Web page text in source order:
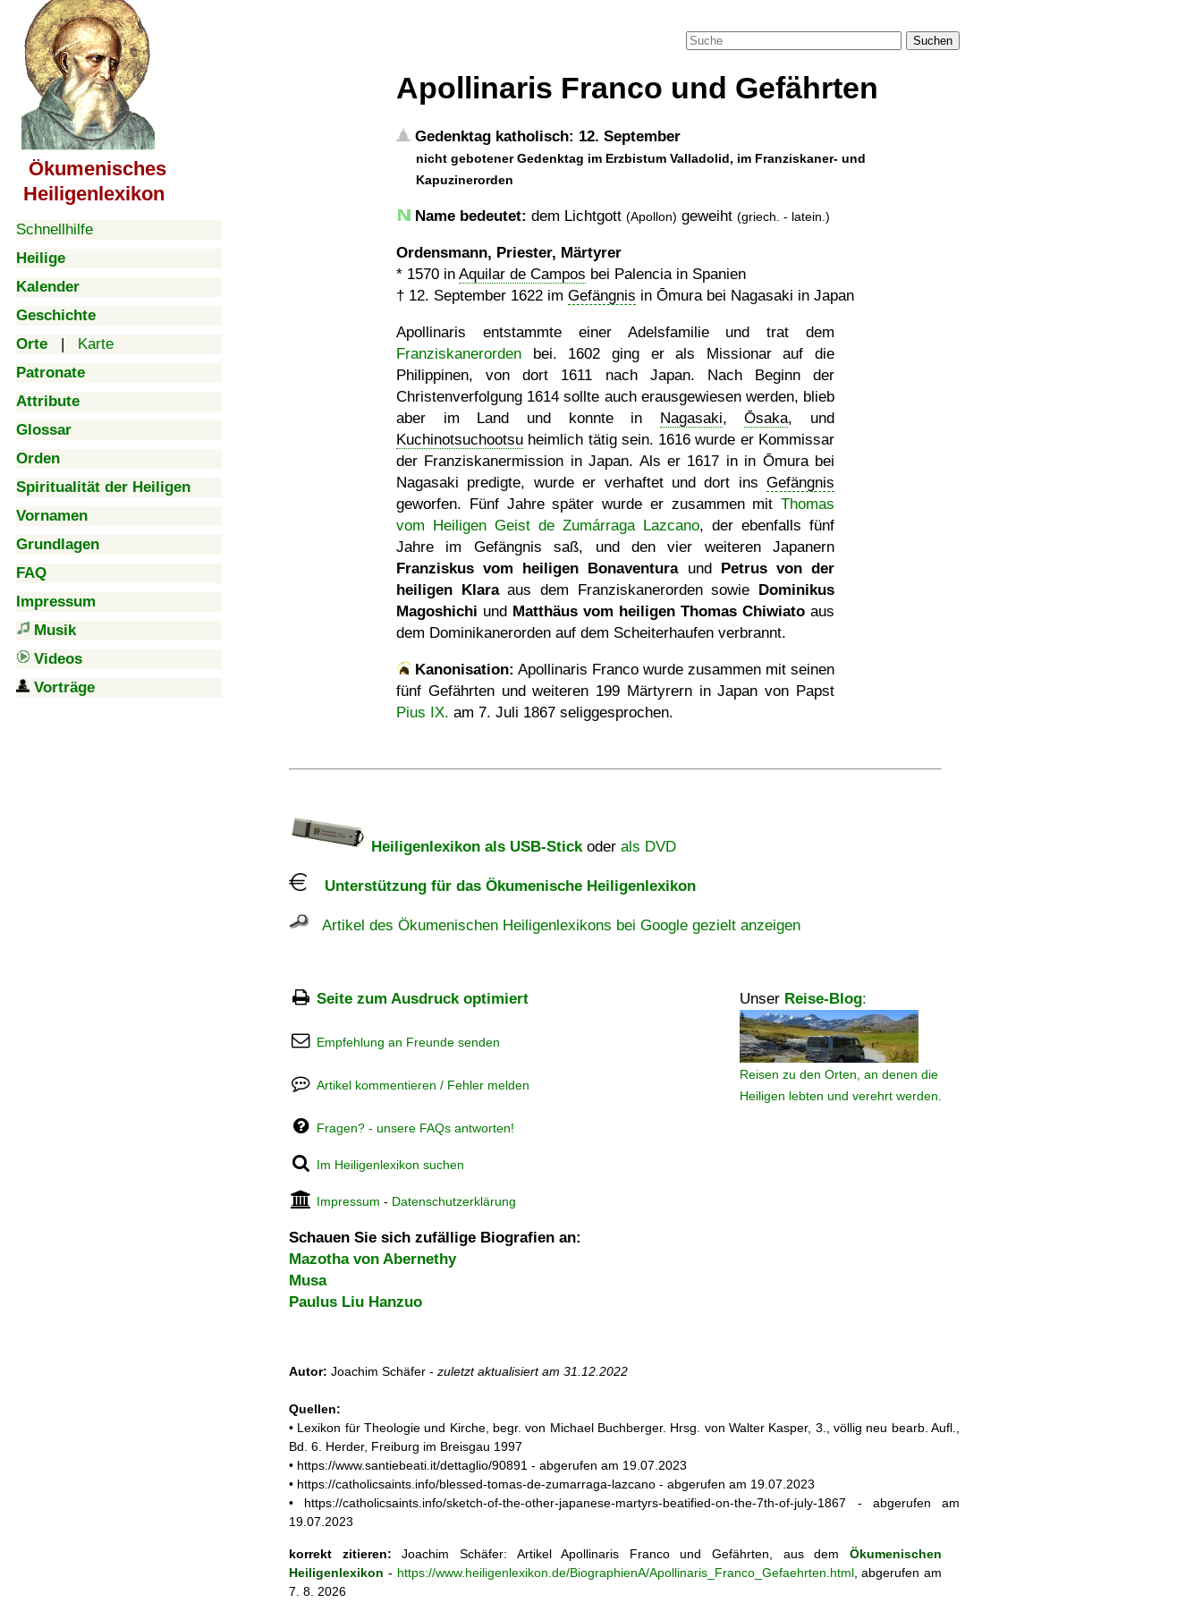
Ökumenisches
Heiligenlexikon
Schnellhilfe
Heilige
Kalender
Geschichte
Orte | Karte
Patronate
Attribute
Glossar
Orden
Spiritualität der Heiligen
Vornamen
Grundlagen
FAQ
Impressum
Musik
Videos
Vorträge
Suchen
Apollinaris Franco und Gefährten
Gedenktag katholisch: 12. September
nicht gebotener Gedenktag im Erzbistum Valladolid, im Franziskaner- und
Kapuzinerorden
Name bedeutet: dem Lichtgott (Apollon) geweiht (griech. - latein.)
Ordensmann, Priester, Märtyrer
* 1570 in Aquilar de Campos bei Palencia in Spanien
† 12. September 1622 im Gefängnis in Ōmura bei Nagasaki in Japan
Apollinaris entstammte einer Adelsfamilie und trat dem
Franziskanerorden bei. 1602 ging er als Missionar auf die
Philippinen, von dort 1611 nach Japan. Nach Beginn der
Christenverfolgung 1614 sollte auch erausgewiesen werden, blieb
aber im Land und konnte in Nagasaki,Ōsaka, und
Kuchinotsuchootsu heimlich tätig sein. 1616 wurde er Kommissar
der Franziskanermission in Japan. Als er 1617 in in Ōmura bei
Nagasaki predigte, wurde er verhaftet und dort ins Gefängnis
geworfen. Fünf Jahre später wurde er zusammen mit Thomas
vom Heiligen Geist de Zumárraga Lazcano, der ebenfalls fünf
Jahre im Gefängnis saß, und den vier weiteren Japanern
Franziskus vom heiligen Bonaventuraund Petrus von der
heiligen Klaraaus dem Franziskanerorden sowie Dominikus
Magoshichi und Matthäus vom heiligen Thomas Chiwiato aus
dem Dominikanerorden auf dem Scheiterhaufen verbrannt.
Kanonisation: Apollinaris Franco wurde zusammen mit seinen
fünf Gefährten und weiteren 199 Märtyrern in Japan von Papst
Pius IX. am 7. Juli 1867 seliggesprochen.
Heiligenlexikon als USB-Stickoder als DVD
Unterstützung für das Ökumenische Heiligenlexikon
Artikel des Ökumenischen Heiligenlexikons bei Google gezielt anzeigen
Seite zum Ausdruck optimiert Unser Reise-Blog:
Reisen zu den Orten, an denen die
Heiligen lebten und verehrt werden.
Empfehlung an Freunde senden
Artikel kommentieren / Fehler melden
Fragen? - unsere FAQs antworten!
Im Heiligenlexikon suchen
Impressum - Datenschutzerklärung
Schauen Sie sich zufällige Biografien an:
Mazotha von Abernethy
Musa
Paulus Liu Hanzuo
Autor: Joachim Schäfer - zuletzt aktualisiert am 31.12.2022
Quellen:
• Lexikon für Theologie und Kirche, begr. von Michael Buchberger. Hrsg. von Walter Kasper, 3., völlig neu bearb. Aufl.,
Bd. 6. Herder, Freiburg im Breisgau 1997
• https://www.santiebeati.it/dettaglio/90891 - abgerufen am 19.07.2023
• https://catholicsaints.info/blessed-tomas-de-zumarraga-lazcano - abgerufen am 19.07.2023
• https://catholicsaints.info/sketch-of-the-other-japanese-martyrs-beatified-on-the-7th-of-july-1867 - abgerufen am
19.07.2023
korrekt zitieren: Joachim Schäfer: ArtikelApollinaris Franco und Gefährten, aus demÖkumenischen
Heiligenlexikon - https://www.heiligenlexikon.de/BiographienA/Apollinaris_Franco_Gefaehrten.html, abgerufen am
7. 8. 2026